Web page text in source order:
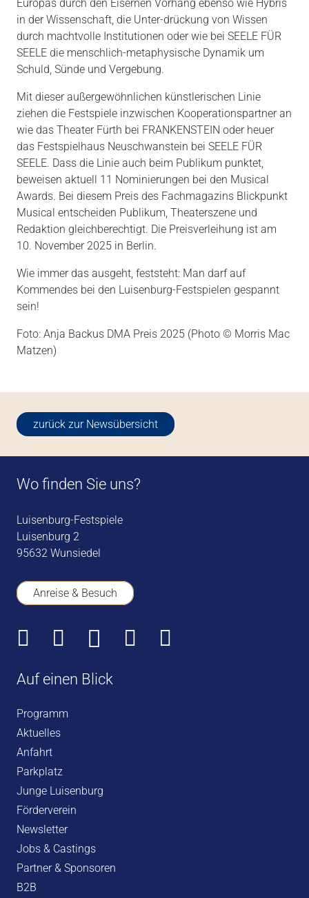
Europas durch den Eisernen Vorhang ebenso wie Hybris
in der Wissenschaft, die Unter-drückung von Wissen
durch machtvolle Institutionen oder wie bei SEELE FÜR
SEELE die menschlich-metaphysische Dynamik um
Schuld, Sünde und Vergebung.
Mit dieser außergewöhnlichen künstlerischen Linie
ziehen die Festspiele inzwischen Kooperationspartner an
wie das Theater Fürth bei FRANKENSTEIN oder heuer
das Festspielhaus Neuschwanstein bei SEELE FÜR
SEELE. Dass die Linie auch beim Publikum punktet,
beweisen aktuell 11 Nominierungen bei den Musical
Awards. Bei diesem Preis des Fachmagazins Blickpunkt
Musical entscheiden Publikum, Theaterszene und
Redaktion gleichberechtigt. Die Preisverleihung ist am
10. November 2025 in Berlin.
Wie immer das ausgeht, feststeht: Man darf auf
Kommendes bei den Luisenburg-Festspielen gespannt
sein!
Foto: Anja Backus DMA Preis 2025 (Photo © Morris Mac
Matzen)
zurück zur Newsübersicht
Wo finden Sie uns?
Luisenburg-Festspiele
Luisenburg 2
95632 Wunsiedel
Anreise & Besuch
Auf einen Blick
Programm
Aktuelles
Anfahrt
Parkplatz
Junge Luisenburg
Förderverein
Newsletter
Jobs & Castings
Partner & Sponsoren
B2B